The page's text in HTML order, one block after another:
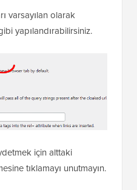
varsayılan olarak
yapılandırabilirsiniz.
için alttaki
tıklamayı unutmayın.